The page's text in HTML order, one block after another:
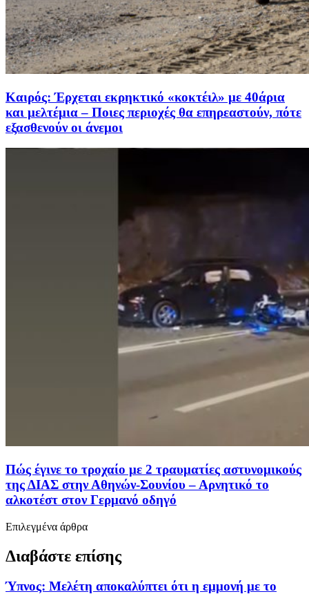
Καιρός: Έρχεται εκρηκτικό «κοκτέιλ» με 40άρια
και μελτέμια – Ποιες περιοχές θα επηρεαστούν, πότε
εξασθενούν οι άνεμοι
Πώς έγινε το τροχαίο με 2 τραυματίες αστυνομικούς
της ΔΙΑΣ στην Αθηνών-Σουνίου – Αρνητικό το
αλκοτέστ στον Γερμανό οδηγό
Επιλεγμένα άρθρα
Διαβάστε επίσης
Ύπνος: Μελέτη αποκαλύπτει ότι η εμμονή με το